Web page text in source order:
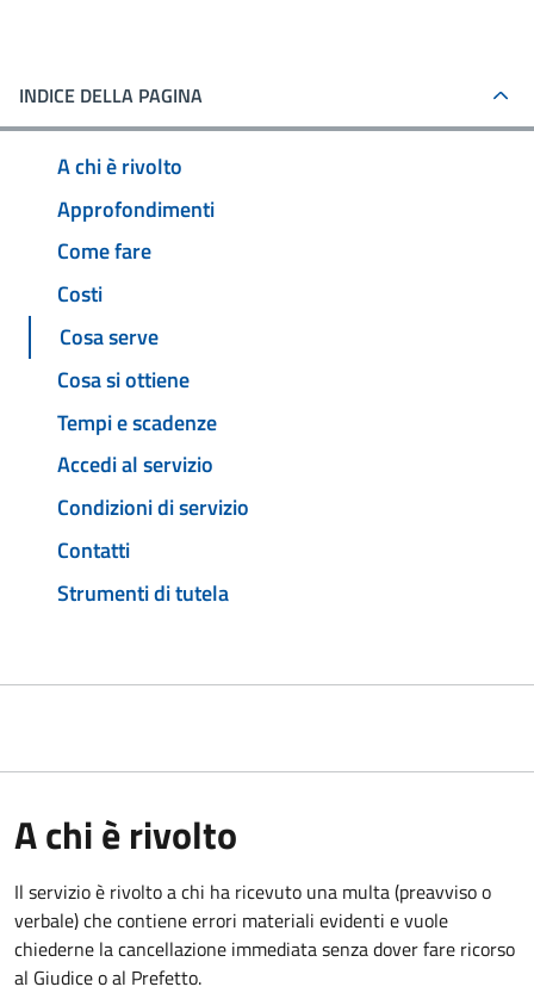
INDICE DELLA PAGINA
A chi è rivolto
Approfondimenti
Come fare
Costi
Cosa serve
Cosa si ottiene
Tempi e scadenze
Accedi al servizio
Condizioni di servizio
Contatti
Strumenti di tutela
A chi è rivolto
Il servizio è rivolto a chi ha ricevuto una multa (preavviso o
verbale) che contiene errori materiali evidenti e vuole
chiederne la cancellazione immediata senza dover fare ricorso
al Giudice o al Prefetto.